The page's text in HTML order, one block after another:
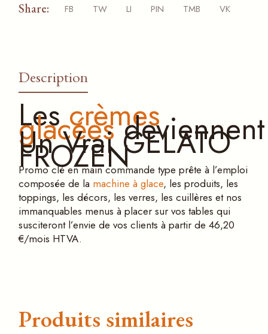
Share: FB TW LI PIN TMB VK
Description
Lescrèmes
glacées
Un Vrai GELATO
FROZEN
Promo clé en main commande type prête à l’emploi
composée de la machine à glace, les produits, les
toppings, les décors, les verres, les cuillères et nos
immanquables menus à placer sur vos tables qui
susciteront l’envie de vos clients à partir de 46,20
€/mois HTVA.
Produits similaires